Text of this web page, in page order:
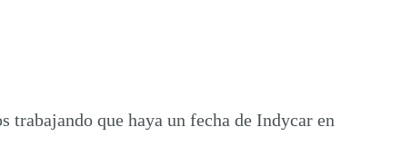
que haya un fecha de Indycar en